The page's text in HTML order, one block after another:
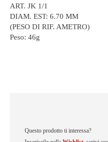
Questo prodotto ti interessa?
ART. JK 1/1
DIAM. EST: 6.70 MM
(PESO DI RIF. AMETRO)
Peso: 46g